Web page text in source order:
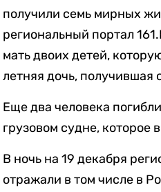
получили семь мирных
региональный портал
мать двоих детей,
летняя дочь, получившая
Еще два человека
грузовом судне, которое
В ночь на 19 декабря
отражали в том числе в